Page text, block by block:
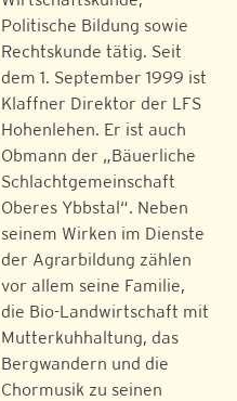
Politische Bildung sowie
Rechtskunde tätig. Seit
dem 1. September 1999 ist
Klaffner Direktor der LFS
Hohenlehen. Er ist auch
Obmann der „Bäuerliche
Schlachtgemeinschaft
Oberes Ybbstal“. Neben
seinem Wirken im Dienste
der Agrarbildung zählen
vor allem seine Familie,
die Bio-Landwirtschaft mit
Mutterkuhhaltung, das
Bergwandern und die
Chormusik zu seinen